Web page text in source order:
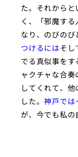
た。それから
く、「邪魔す
なり、のびのび
つけるにはそし
でる真似事を
ャクチャな合
してくれて、
した。神戸では
が、今でも私の